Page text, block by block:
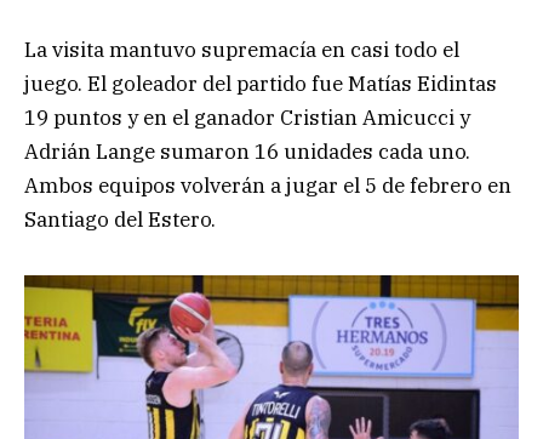
La visita mantuvo supremacía en casi todo el
juego. El goleador del partido fue Matías Eidintas
19 puntos y en el ganador Cristian Amicucci y
Adrián Lange sumaron 16 unidades cada uno.
Ambos equipos volverán a jugar el 5 de febrero en
Santiago del Estero.